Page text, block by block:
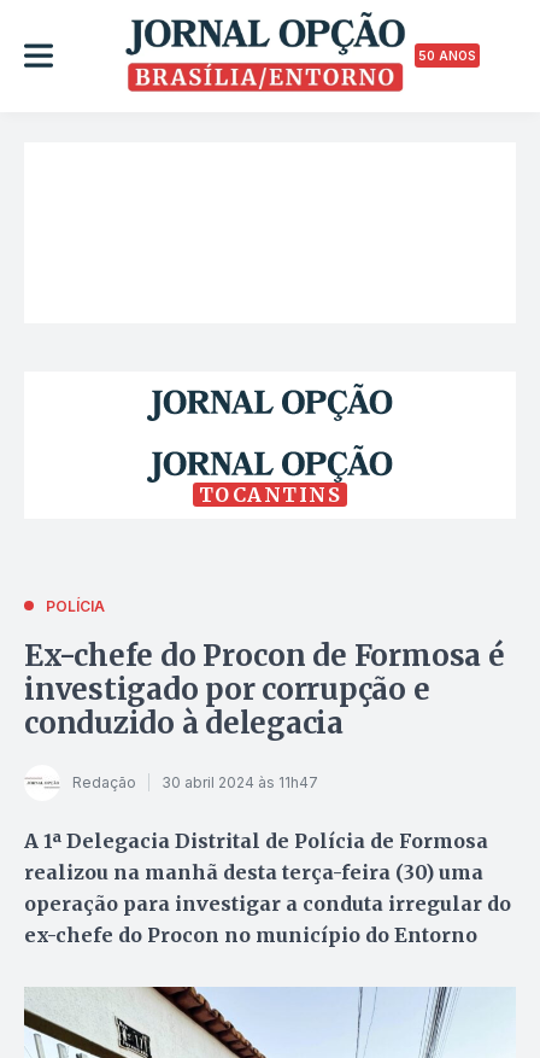
50 ANOS
TOCANTINS
POLÍCIA
Ex-chefe do Procon de Formosa é
investigado por corrupção e
conduzido à delegacia
Redação 30 abril 2024 às 11h47
A 1ª Delegacia Distrital de Polícia de Formosa
realizou na manhã desta terça-feira (30) uma
operação para investigar a conduta irregular do
ex-chefe do Procon no município do Entorno